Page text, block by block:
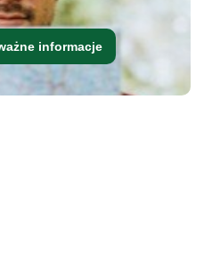
informacje